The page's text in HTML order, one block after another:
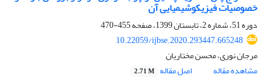
خصوصیات فیزیکوشیمیایى آن
دوره 51، شماره 2، تابستان 1399، صفحه
455-470
10.22059/ijbse.2020.293447.665248
مرجان نوری، محسن مختاریان
مشاهده مقاله
اصل مقاله 2.71 M